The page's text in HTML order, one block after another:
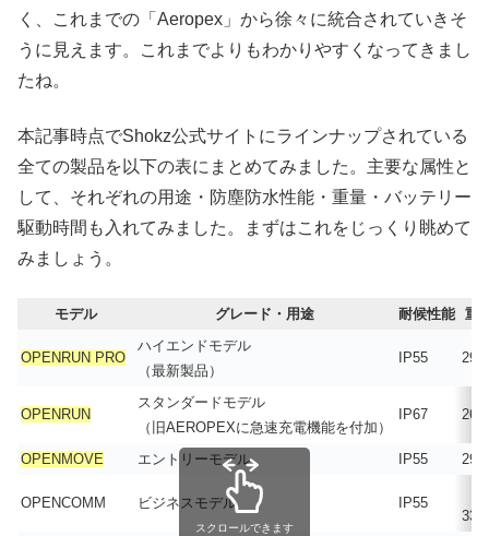
く、これまでの「Aeropex」から徐々に統合されていきそ
うに見えます。これまでよりもわかりやすくなってきまし
たね。
本記事時点でShokz公式サイトにラインナップされている
全ての製品を以下の表にまとめてみました。主要な属性と
して、それぞれの用途・防塵防水性能・重量・バッテリー
駆動時間も入れてみました。まずはこれをじっくり眺めて
みましょう。
モデル グレード・用途 耐候性能 重
OPENRUN PRO
ハイエンドモデル
（最新製品）
IP55 29g
OPENRUN
スタンダードモデル
（旧AEROPEXに急速充電機能を付加）
IP67 26g
OPENMOVE エントリーモデル IP55 29g
OPENCOMM ビジネスモデル
IP55
33g
スクロールできます